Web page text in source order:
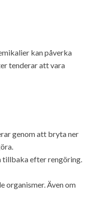
kan påverka
tenderar att vara
genom att bryta ner
tillbaka efter rengöring.
organismer. Även om